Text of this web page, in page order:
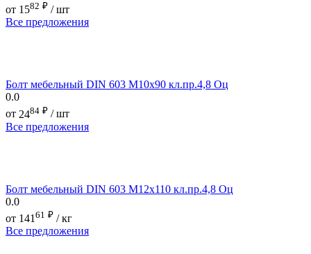
от 1582 ₽ / шт
Все предложения
Болт мебельный DIN 603 М10х90 кл.пр.4,8 Оц
0.0
от 2484 ₽ / шт
Все предложения
Болт мебельный DIN 603 М12х110 кл.пр.4,8 Оц
0.0
от 141 61 ₽ / кг
Все предложения